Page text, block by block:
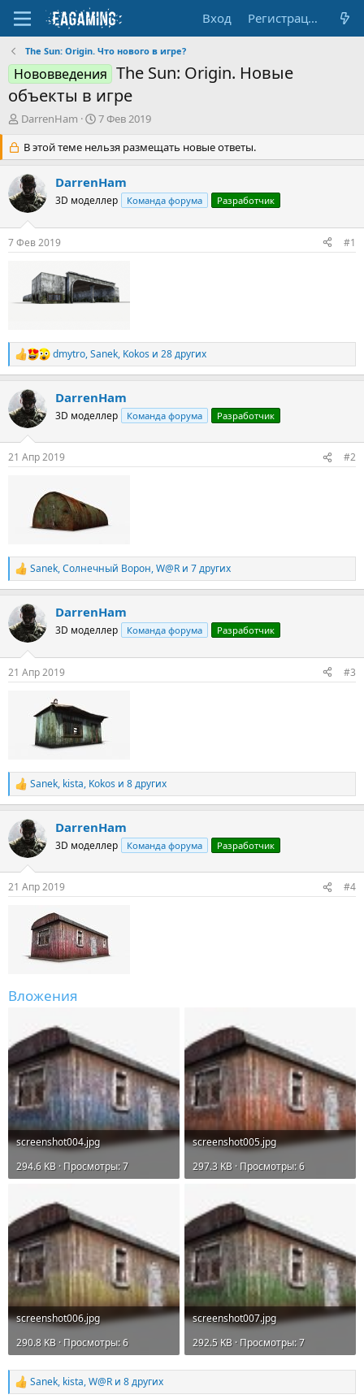
Вход Регистрация
The Sun: Origin. Что нового в игре?
Нововведения The Sun: Origin. Новые
объекты в игре
А
т
о
р
т
е
м
DarrenHam
Д
т
а
н
а
ч
а
7 Фев 2019
В этой теме нельзя размещать новые ответы.
DarrenHam
3D моделлер Команда форума Разработчик
7 Фев 2019 #1
Р
е
к
ц
и
dmytro,Sanek, Kokos и 28 других
DarrenHam
3D моделлер Команда форума Разработчик
21 Апр 2019 #2
Р
е
к
ц
и
Sanek,Солнечный Ворон,W@R и 7 других
DarrenHam
3D моделлер Команда форума Разработчик
21 Апр 2019 #3
Р
е
к
ц
и
Sanek, kista, Kokos и 8 других
DarrenHam
3D моделлер Команда форума Разработчик
21 Апр 2019 #4
Вложения
screenshot004.jpg
294.6 KB · Просмотры: 7
screenshot005.jpg
297.3 KB · Просмотры: 6
screenshot006.jpg
290.8 KB · Просмотры: 6
screenshot007.jpg
292.5 KB · Просмотры: 7
Р
Sanek, kista,W@R и 8 других